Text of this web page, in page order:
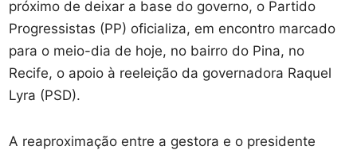
próximo de deixar a base do governo, o Partido
Progressistas (PP) oficializa, em encontro marcado
para o meio-dia de hoje, no bairro do Pina, no
Recife, o apoio à reeleição da governadora Raquel
Lyra (PSD).
A reaproximação entre a gestora e o presidente